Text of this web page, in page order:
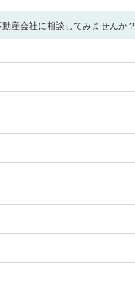
産会社に相談してみませんか？